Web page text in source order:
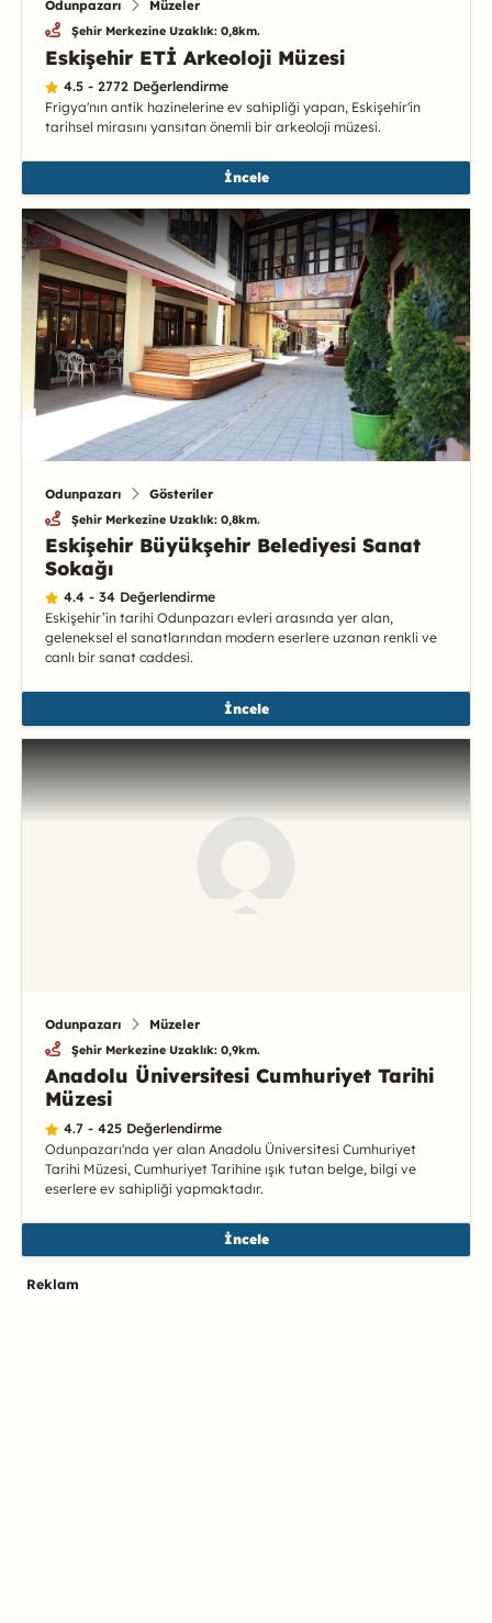
Odunpazarı Müzeler
Şehir Merkezine Uzaklık: 0,8km.
Eskişehir ETİ Arkeoloji Müzesi
4.5 - 2772 Değerlendirme
Frigya'nın antik hazinelerine ev sahipliği yapan, Eskişehir'in
tarihsel mirasını yansıtan önemli bir arkeoloji müzesi.
İncele
Odunpazarı Gösteriler
Şehir Merkezine Uzaklık: 0,8km.
Eskişehir Büyükşehir Belediyesi Sanat
Sokağı
4.4 - 34 Değerlendirme
Eskişehir’in tarihi Odunpazarı evleri arasında yer alan,
geleneksel el sanatlarından modern eserlere uzanan renkli ve
canlı bir sanat caddesi.
İncele
Odunpazarı Müzeler
Şehir Merkezine Uzaklık: 0,9km.
Anadolu Üniversitesi Cumhuriyet Tarihi
Müzesi
4.7 - 425 Değerlendirme
Odunpazarı'nda yer alan Anadolu Üniversitesi Cumhuriyet
Tarihi Müzesi, Cumhuriyet Tarihine ışık tutan belge, bilgi ve
eserlere ev sahipliği yapmaktadır.
İncele
Reklam